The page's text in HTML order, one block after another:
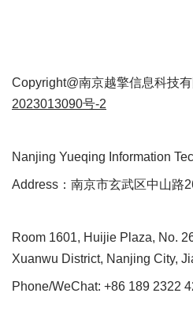
Copyright@南京越擎信息科技有
2023013090号-2
Nanjing Yueqing Information
Address：南京市玄武区中山路
Room 1601, Huijie Plaza, No.
Xuanwu District, Nanjing City,
Phone/WeChat: +86 189 2322